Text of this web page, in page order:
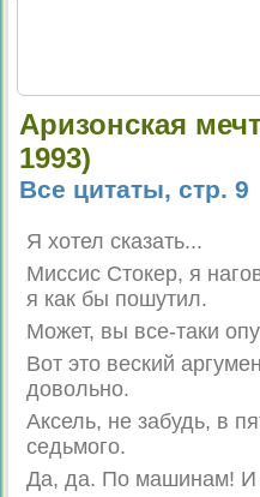
Аризонская
1993)
Все цитаты, стр. 9
Я хотел сказать...
Миссис Стокер, я
я как бы пошутил.
Может, вы все-таки
Вот это веский
довольно.
Аксель, не забудь, в
седьмого.
Да, да. По машинам! И